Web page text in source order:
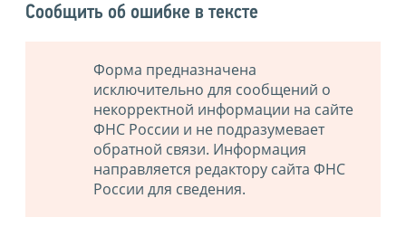
Сообщить об ошибке в тексте
Форма предназначена
исключительно для сообщений о
некорректной информации на сайте
ФНС России и не подразумевает
обратной связи. Информация
направляется редактору сайта ФНС
России для сведения.